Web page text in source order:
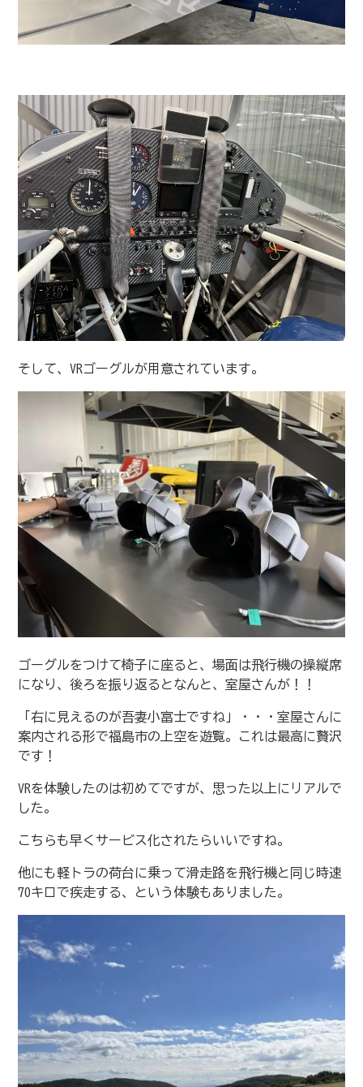
そして、VRゴーグルが用意されています。
ゴーグルをつけて椅子に座ると、場面は飛行機の操縦席
になり、後ろを振り返るとなんと、室屋さんが！！
「右に見えるのが吾妻小富士ですね」・・・室屋さんに
案内される形で福島市の上空を遊覧。これは最高に贅沢
です！
VRを体験したのは初めてですが、思った以上にリアルで
した。
こちらも早くサービス化されたらいいですね。
他にも軽トラの荷台に乗って滑走路を飛行機と同じ時速
70キロで疾走する、という体験もありました。